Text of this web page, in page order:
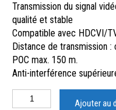
Transmission du signal
qualité et stable
Compatible avec HDCVI/
Distance de transmission
POC max. 150 m.
Anti-interférence
Ajouter au